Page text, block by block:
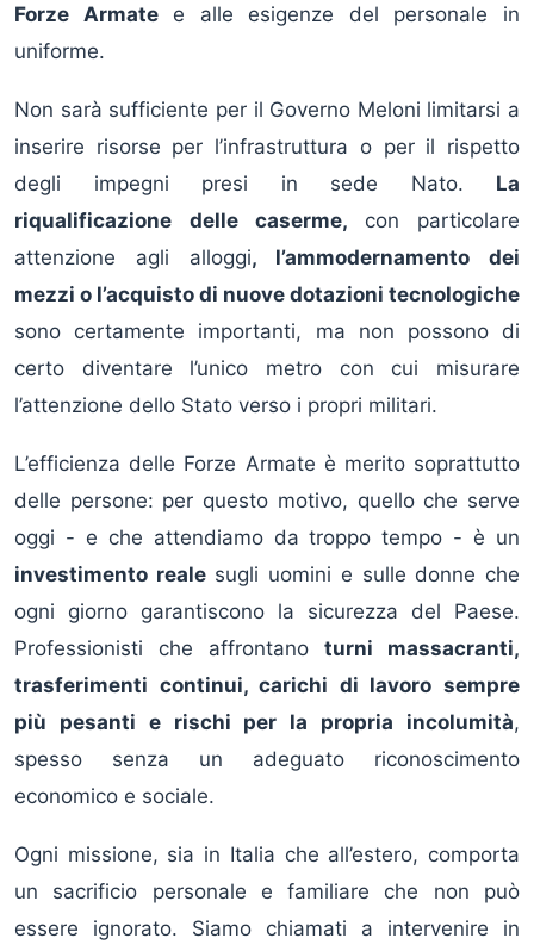
Forze Armatee alle esigenze del personale in
uniforme.
Non sarà sufficiente per il Governo Meloni limitarsi a
inserire risorse per l’infrastruttura o per il rispetto
degli impegni presi in sede Nato. La
riqualificazione delle caserme, con particolare
attenzione agli alloggi, l’ammodernamento dei
mezzi o l’acquisto di nuove dotazioni tecnologiche
sono certamente importanti, ma non possono di
certo diventare l’unico metro con cui misurare
l’attenzione dello Stato verso i propri militari.
L’efficienza delle Forze Armate è merito soprattutto
delle persone: per questo motivo, quello che serve
oggi - e che attendiamo da troppo tempo - è un
investimento realesugli uomini e sulle donne che
ogni giorno garantiscono la sicurezza del Paese.
Professionisti che affrontano turni massacranti,
trasferimenti continui, carichi di lavoro sempre
più pesanti e rischi per la propria incolumità,
spesso senza un adeguato riconoscimento
economico e sociale.
Ogni missione, sia in Italia che all’estero, comporta
un sacrificio personale e familiare che non può
essere ignorato. Siamo chiamati a intervenire in